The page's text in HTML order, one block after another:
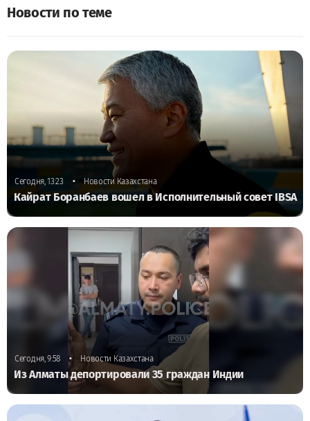
Новости по теме
Сегодня, 13:23 • Новости Казахстана
Кайрат Боранбаев вошел в Исполнительный совет IBSA
Сегодня, 9:58 • Новости Казахстана
Из Алматы депортировали 35 граждан Индии